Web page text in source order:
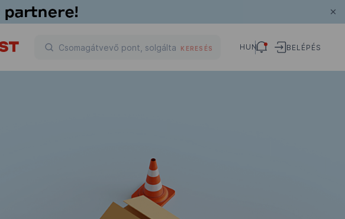
KERESÉS HUN BELÉPÉS